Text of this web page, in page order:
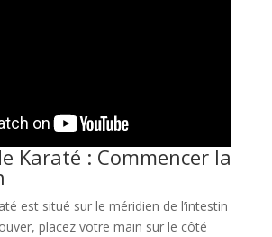
Karaté : Commencer la
est situé sur le méridien de l’intestin
placez votre main sur le côté